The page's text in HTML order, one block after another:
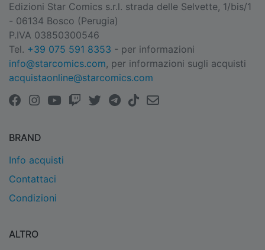
Edizioni Star Comics s.r.l. strada delle Selvette, 1/bis/1
- 06134 Bosco (Perugia)
P.IVA 03850300546
Tel. +39 075 591 8353 - per informazioni
info@starcomics.com, per informazioni sugli acquisti
acquistaonline@starcomics.com
BRAND
Info acquisti
Contattaci
Condizioni
ALTRO